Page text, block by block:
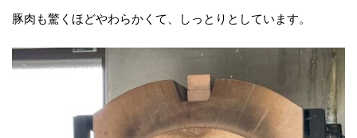
豚肉も驚くほどやわらかくて、しっとりとしています。